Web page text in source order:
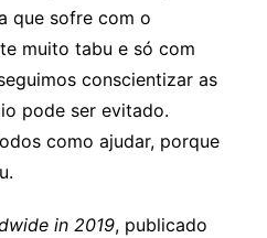
que sofre com o
muito tabu e só com
conscientizar as
pode ser evitado.
como ajudar, porque
in 2019, publicado